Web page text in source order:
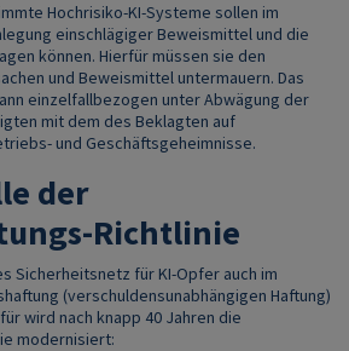
Hochrisiko-KI-Systeme sollen im
einschlägiger Beweismittel und die
können. Hierfür müssen sie den
und Beweismittel untermauern. Das
einzelfallbezogen unter Abwägung der
mit dem des Beklagten auf
und Geschäftsgeheimnisse.
der
Richtlinie
Sicherheitsnetz für KI-Opfer auch im
(verschuldensunabhängigen Haftung)
wird nach knapp 40 Jahren die
modernisiert: